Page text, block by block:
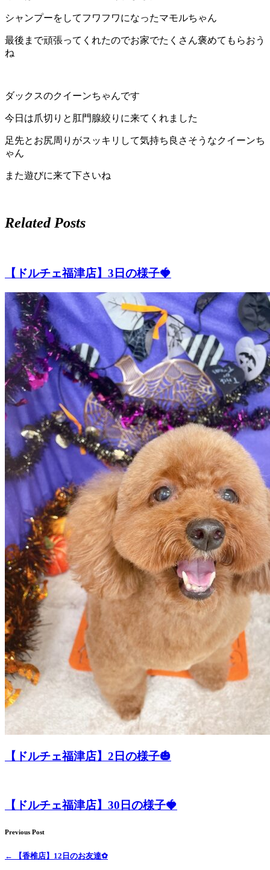
シャンプーをしてフワフワになったマモルちゃん
最後まで頑張ってくれたのでお家でたくさん褒めてもらおう
ね
ダックスのクイーンちゃんです
今日は爪切りと肛門腺絞りに来てくれました
足先とお尻周りがスッキリして気持ち良さそうなクイーンち
ゃん
また遊びに来て下さいね
Related Posts
【ドルチェ福津店】3日の様子🍓
【ドルチェ福津店】2日の様子🎃
【ドルチェ福津店】30日の様子🍓
Previous Post
← 【香椎店】12日のお友達✿